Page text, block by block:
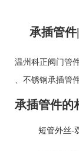
承插管
温州科正阀门管
不锈钢承插管
承插管件的
短管外丝-